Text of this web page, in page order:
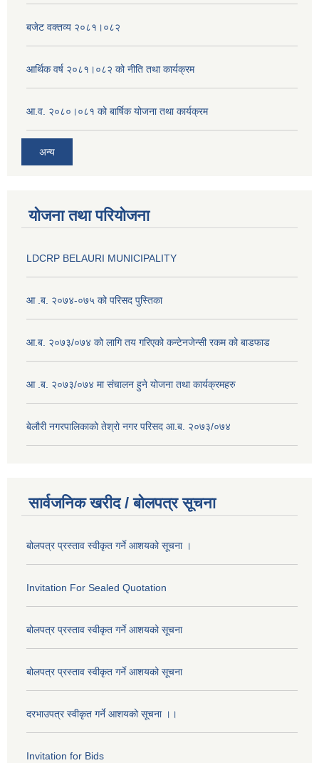
बजेट वक्तव्य २०८१।०८२
आर्थिक वर्ष २०८१।०८२ को नीति तथा कार्यक्रम
आ.व. २०८०।०८१ को बार्षिक योजना तथा कार्यक्रम
अन्य
योजना तथा परियोजना
LDCRP BELAURI MUNICIPALITY
आ .ब. २०७४-०७५ को परिसद पुस्तिका
आ.ब. २०७३/०७४ को लागि तय गरिएको कन्टेनजेन्सी रकम को बाडफाड
आ .ब. २०७३/०७४ मा संचालन हुने योजना तथा कार्यक्रमहरु
बेलौरी नगरपालिकाको तेश्रो नगर परिसद आ.ब. २०७३/०७४
सार्वजनिक खरीद / बोलपत्र सूचना
बोलपत्र प्रस्ताव स्वीकृत गर्ने आशयको सूचना ।
Invitation For Sealed Quotation
बोलपत्र प्रस्ताव स्वीकृत गर्ने आशयको सूचना
बोलपत्र प्रस्ताव स्वीकृत गर्ने आशयको सूचना
दरभाउपत्र स्वीकृत गर्ने आशयको सूचना ।।
Invitation for Bids